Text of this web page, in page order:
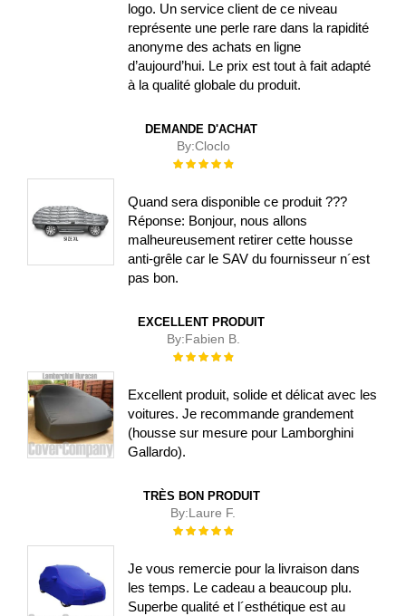
logo. Un service client de ce niveau
représente une perle rare dans la rapidité
anonyme des achats en ligne
d’aujourd’hui. Le prix est tout à fait adapté
à la qualité globale du produit.
DEMANDE D'ACHAT
By:Cloclo
Évaluation :
Quand sera disponible ce produit ???
Réponse: Bonjour, nous allons
malheureusement retirer cette housse
anti-grêle car le SAV du fournisseur n´est
pas bon.
EXCELLENT PRODUIT
By:Fabien B.
Évaluation :
Excellent produit, solide et délicat avec les
voitures. Je recommande grandement
(housse sur mesure pour Lamborghini
Gallardo).
TRÈS BON PRODUIT
By:Laure F.
Évaluation :
Je vous remercie pour la livraison dans
les temps. Le cadeau a beaucoup plu.
Superbe qualité et l´esthétique est au